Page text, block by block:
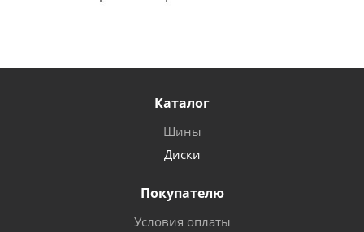
Каталог
Шины
Диски
Покупателю
Условия оплаты